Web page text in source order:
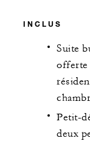
INCLUS
Suite
offerte
Petit-
deux